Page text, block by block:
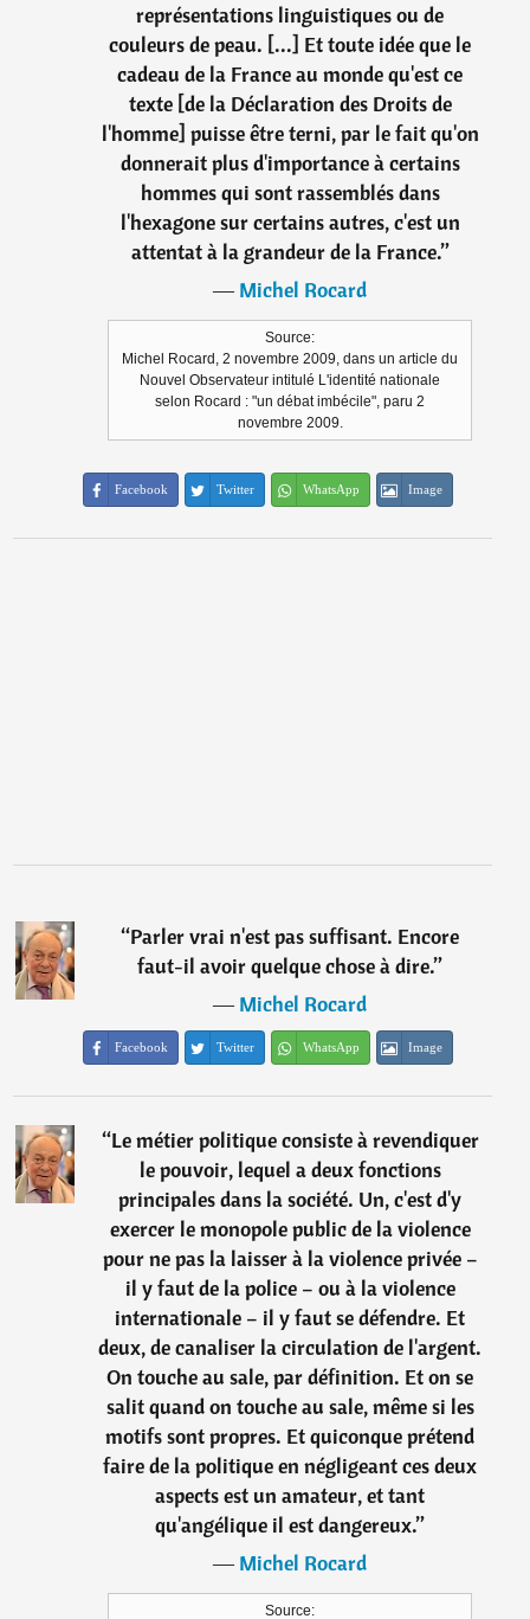
représentations linguistiques ou de
couleurs de peau. [...] Et toute idée que le
cadeau de la France au monde qu'est ce
texte [de la Déclaration des Droits de
l'homme] puisse être terni, par le fait qu'on
donnerait plus d'importance à certains
hommes qui sont rassemblés dans
l'hexagone sur certains autres, c'est un
attentat à la grandeur de la France.”
―Michel Rocard
Source:
Michel Rocard, 2 novembre 2009, dans un article du
Nouvel Observateur intitulé L'identité nationale
selon Rocard : "un débat imbécile", paru 2
novembre 2009.
Facebook Twitter WhatsApp Image
“Parler vrai n'est pas suffisant. Encore
faut-il avoir quelque chose à dire.”
―Michel Rocard
Facebook Twitter WhatsApp Image
“Le métier politique consiste à revendiquer
le pouvoir, lequel a deux fonctions
principales dans la société. Un, c'est d'y
exercer le monopole public de la violence
pour ne pas la laisser à la violence privée –
il y faut de la police – ou à la violence
internationale – il y faut se défendre. Et
deux, de canaliser la circulation de l'argent.
On touche au sale, par définition. Et on se
salit quand on touche au sale, même si les
motifs sont propres. Et quiconque prétend
faire de la politique en négligeant ces deux
aspects est un amateur, et tant
qu'angélique il est dangereux.”
―Michel Rocard
Source: